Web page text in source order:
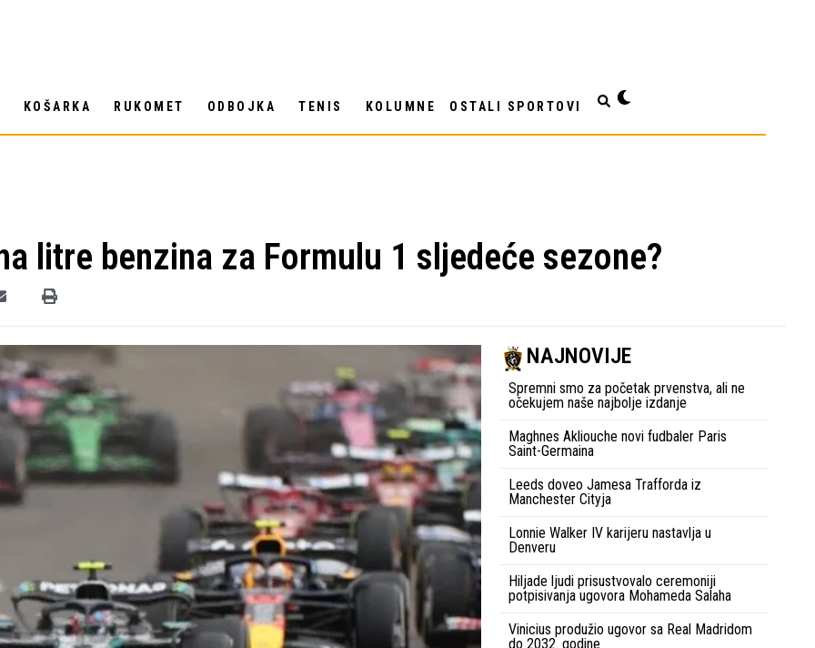
KOŠARKA RUKOMET ODBOJKA TENIS KOLUMNE OSTALI SPORTOVI
litre benzina za Formulu 1 sljedeće sezone?
NAJNOVIJE
Spremni smo za početak prvenstva, ali ne
očekujem naše najbolje izdanje
Maghnes Akliouche novi fudbaler Paris
Saint-Germaina
Leeds doveo Jamesa Trafforda iz
Manchester Cityja
Lonnie Walker IV karijeru nastavlja u
Denveru
Hiljade ljudi prisustvovalo ceremoniji
potpisivanja ugovora Mohameda Salaha
Vinicius produžio ugovor sa Real Madridom
do 2032. godine